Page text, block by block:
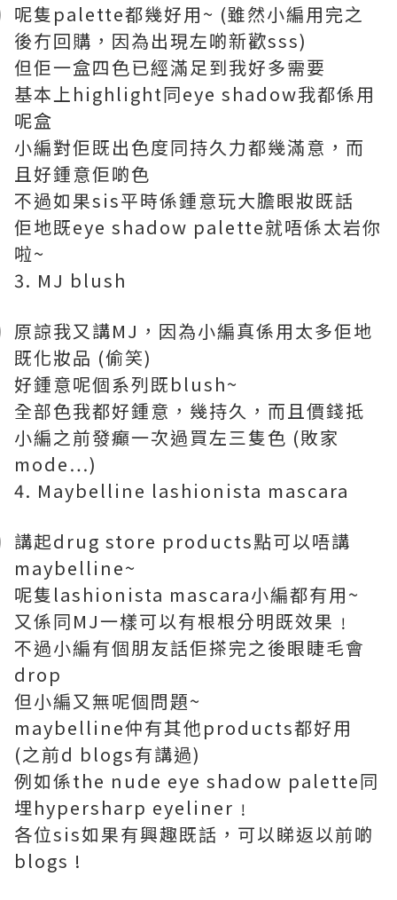
呢隻palette都幾好用~ (雖然小編用完之
後冇回購，因為出現左啲新歡sss)
但佢一盒四色已經滿足到我好多需要
基本上highlight同eye shadow我都係用
呢盒
小編對佢既出色度同持久力都幾滿意，而
且好鍾意佢啲色
不過如果sis平時係鍾意玩大膽眼妝既話
佢地既eye shadow palette就唔係太岩你
啦~
3. MJ blush
原諒我又講MJ，因為小編真係用太多佢地
既化妝品 (偷笑)
好鍾意呢個系列既blush~
全部色我都好鍾意，幾持久，而且價錢抵
小編之前發癲一次過買左三隻色 (敗家
mode…)
4. Maybelline lashionista mascara
講起drug store products點可以唔講
maybelline~
呢隻lashionista mascara小編都有用~
又係同MJ一樣可以有根根分明既效果﹗
不過小編有個朋友話佢搽完之後眼睫毛會
drop
但小編又無呢個問題~
maybelline仲有其他products都好用
(之前d blogs有講過)
例如係the nude eye shadow palette同
埋hypersharp eyeliner﹗
各位sis如果有興趣既話，可以睇返以前啲
blogs !